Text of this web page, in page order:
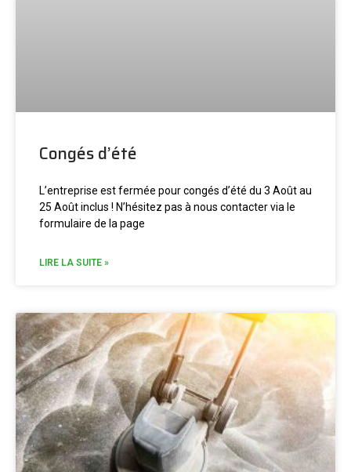
Congés d’été
L’entreprise est fermée pour congés d’été du 3 Août au
25 Août inclus ! N’hésitez pas à nous contacter via le
formulaire de la page
LIRE LA SUITE »